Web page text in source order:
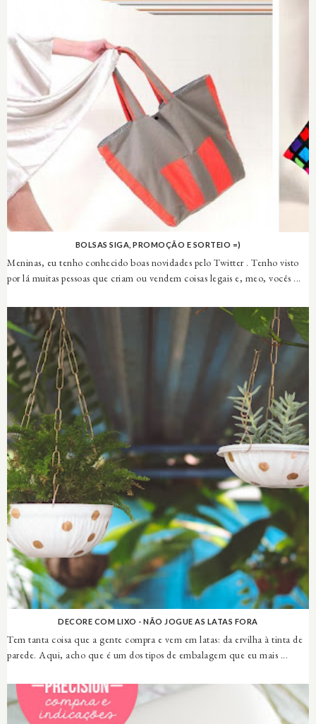
BOLSAS SIGA, PROMOÇÃO E SORTEIO =)
Meninas, eu tenho conhecido boas novidades pelo Twitter . Tenho visto
por lá muitas pessoas que criam ou vendem coisas legais e, meo, vocês ...
DECORE COM LIXO - NÃO JOGUE AS LATAS FORA
Tem tanta coisa que a gente compra e vem em latas: da ervilha à tinta de
parede. Aqui, acho que é um dos tipos de embalagem que eu mais ...